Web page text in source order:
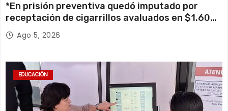
*En prisión preventiva quedó imputado por
receptación de cigarrillos avaluados en $1.600
millones*
Ago 5, 2026
EDUCACIÓN